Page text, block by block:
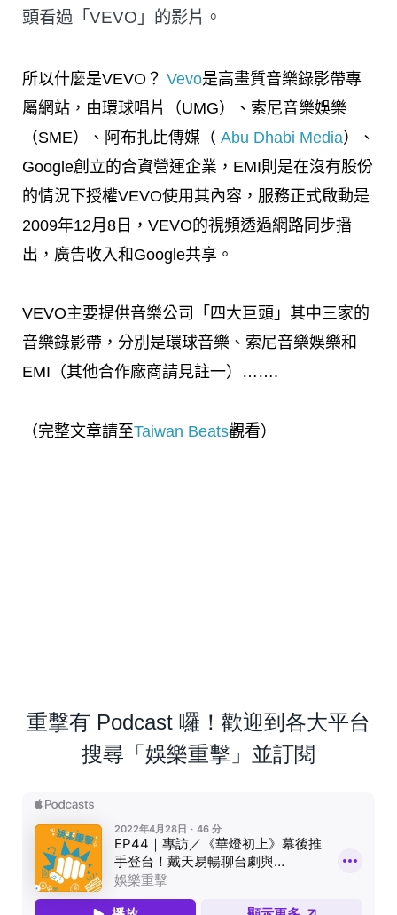
頭看過「VEVO」的影片。
所以什麼是VEVO？ Vevo是高畫質音樂錄影帶專
屬網站，由環球唱片（UMG）、索尼音樂娛樂
（SME）、阿布扎比傳媒（ Abu Dhabi Media）、
Google創立的合資營運企業，EMI則是在沒有股份
的情況下授權VEVO使用其內容，服務正式啟動是
2009年12月8日，VEVO的視頻透過網路同步播
出，廣告收入和Google共享。
VEVO主要提供音樂公司「四大巨頭」其中三家的
音樂錄影帶，分別是環球音樂、索尼音樂娛樂和
EMI（其他合作廠商請見註一）…….
（完整文章請至Taiwan Beats觀看）
重擊有 Podcast 囉！歡迎到各大平台
搜尋「娛樂重擊」並訂閱